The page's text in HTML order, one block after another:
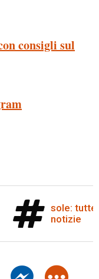
consigli sul
sole: tutte
notizie